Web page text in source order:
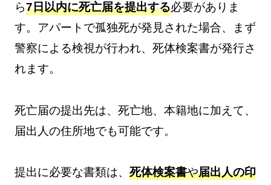
ら7日以内に死亡届を提出する必要がありま
す。アパートで孤独死が発見された場合、まず
警察による検視が行われ、死体検案書が発行さ
れます。
死亡届の提出先は、死亡地、本籍地に加えて、
届出人の住所地でも可能です。
提出に必要な書類は、 死体検案書や届出人の印